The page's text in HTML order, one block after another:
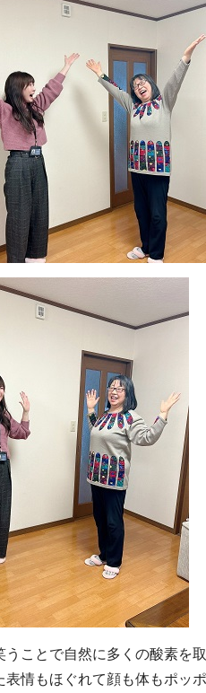
うことで自然に多くの酸素を
表情もほぐれて顔も体もポッ